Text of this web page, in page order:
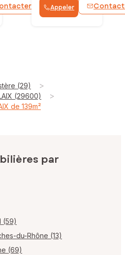
WhatsApp
Appeler
(29) >
(29600) >
de 139m²
par
(59)
du-Rhône (13)
(69)